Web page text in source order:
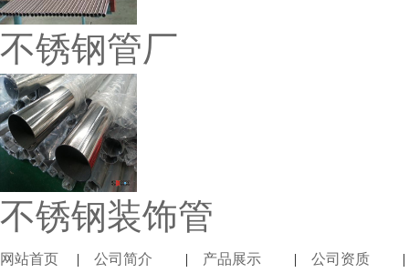
不锈钢管厂
不锈钢装饰管
网站首页 | 公司简介 | 产品展示 | 公司资质